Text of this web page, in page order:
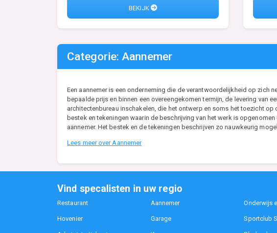
BEKIJK
Categorie: Aannemer
Een aannemer is een onderneming die de verantwoordelijkheid op zich
bepaalde prijs en binnen een overeengekomen termijn, de levering
architectenbureau inschakelen, die het ontwerp en soms het toezicht
bestek en tekeningen waarin de beschrijving van het werk is
aannemer. Het bestek en de tekeningen beschrijven zo nauwkeurig
Lees meer over Aannemer
Vind specalisten in uw regio
Restaurant Aannemer Onderwijs
Hovenier Garage Sportclub